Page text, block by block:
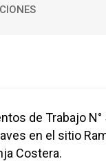
de Trabajo N°
en el sitio
Costera.